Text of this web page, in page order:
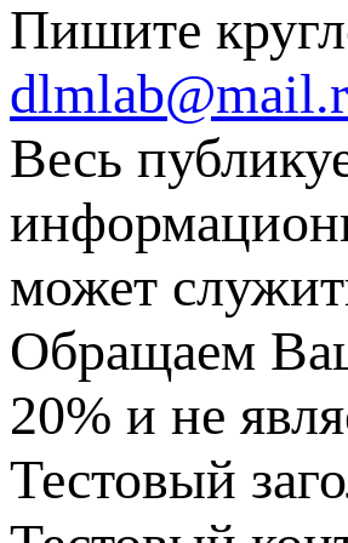
Пишите
Весь
может
Обращаем
20% и не
Тестовый